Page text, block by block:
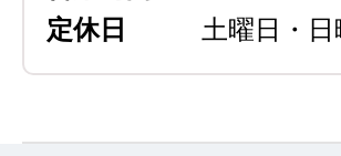
定休日
土曜日・日